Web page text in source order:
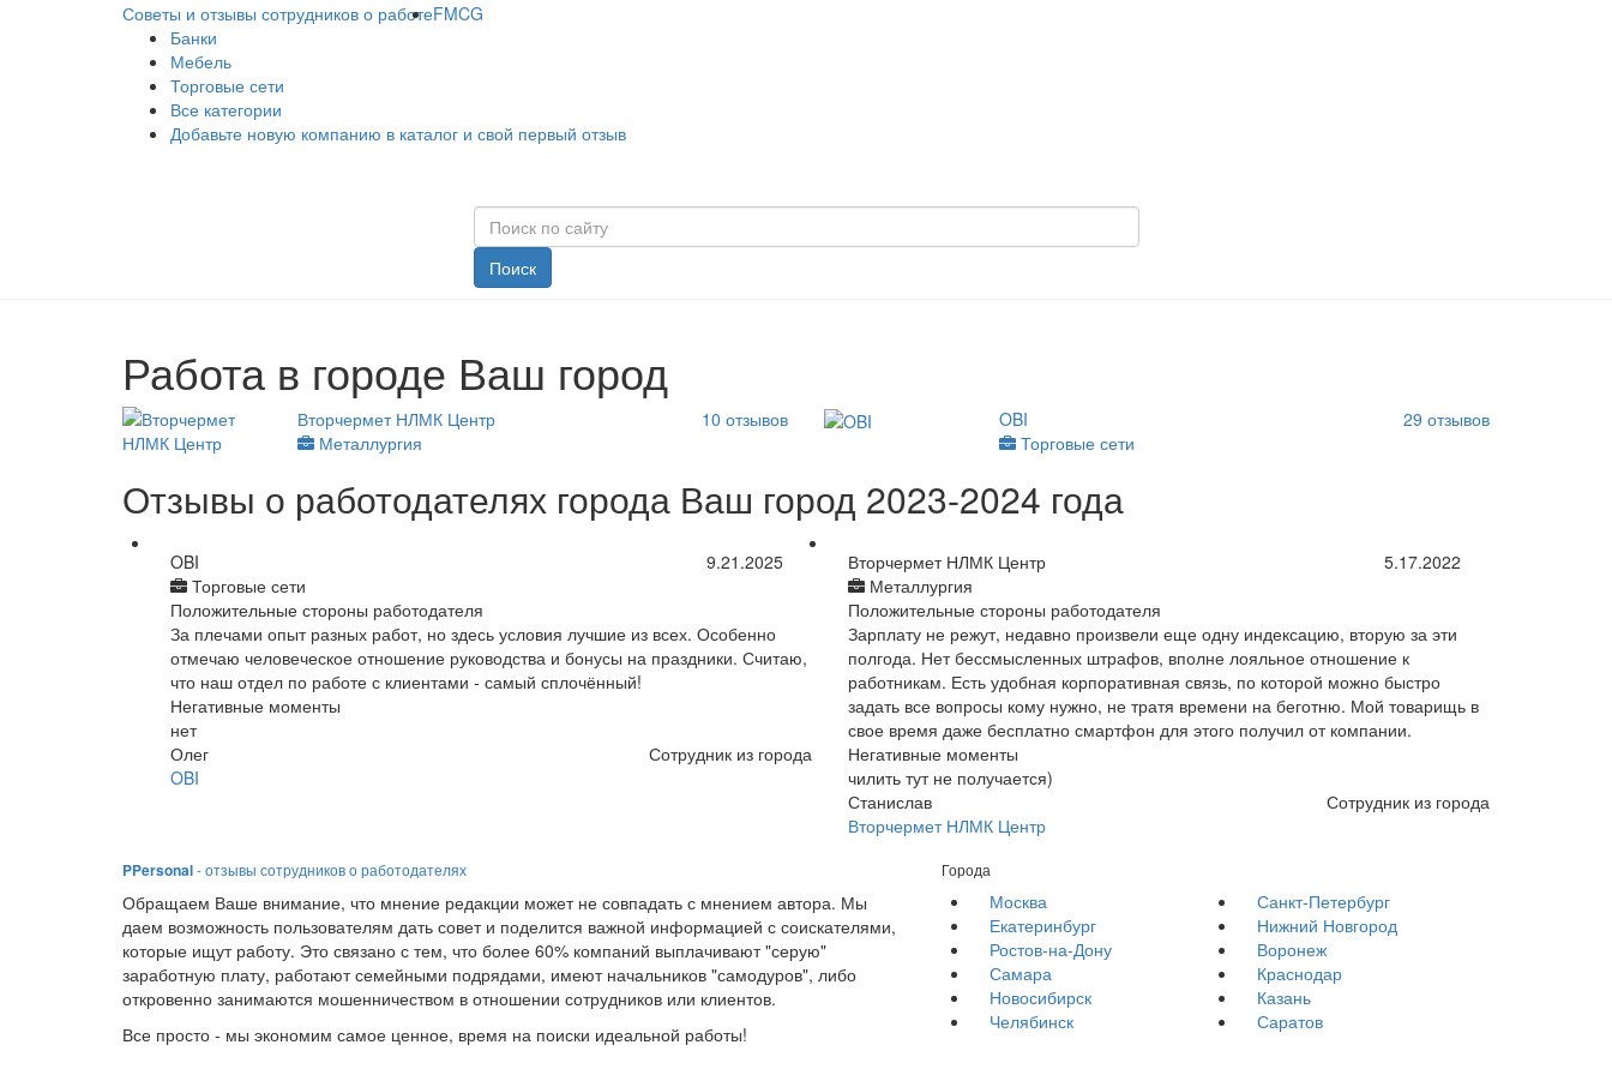
Советы и отзывы сотрудников о работеFMCG
Банки
Мебель
Торговые сети
Все категории
Добавьте новую компанию в каталог и свой первый отзыв
Поиск
Работа в городе Ваш город
Вторчермет НЛМК Центр
Металлургия
10 отзывов
OBI
Торговые сети
29 отзывов
Отзывы о работодателях города Ваш город 2023-2024 года
OBI
Торговые сети
9.21.2025
Положительные стороны работодателя
За плечами опыт разных работ, но здесь условия лучшие из всех. Особенно
отмечаю человеческое отношение руководства и бонусы на праздники. Считаю,
что наш отдел по работе с клиентами - самый сплочённый!
Негативные моменты
нет
Олег
Сотрудник из города
OBI
Вторчермет НЛМК Центр
Металлургия
5.17.2022
Положительные стороны работодателя
Зарплату не режут, недавно произвели еще одну индексацию, вторую за эти
полгода. Нет бессмысленных штрафов, вполне лояльное отношение к
работникам. Есть удобная корпоративная связь, по которой можно быстро
задать все вопросы кому нужно, не тратя времени на беготню. Мой товарищь в
свое время даже бесплатно смартфон для этого получил от компании.
Негативные моменты
чилить тут не получается)
Станислав
Сотрудник из города
Вторчермет НЛМК Центр
PPersonal- отзывы сотрудников о работодателях
Обращаем Ваше внимание, что мнение редакции может не совпадать с мнением автора. Мы
даем возможность пользователям дать совет и поделится важной информацией с соискателями,
которые ищут работу. Это связано с тем, что более 60% компаний выплачивают "серую"
заработную плату, работают семейными подрядами, имеют начальников "самодуров", либо
откровенно занимаются мошенничеством в отношении сотрудников или клиентов.
Все просто - мы экономим самое ценное, время на поиски идеальной работы!
Города
Москва
Санкт-Петербург
Екатеринбург
Нижний Новгород
Ростов-на-Дону
Воронеж
Самара
Краснодар
Новосибирск
Казань
Челябинск
Саратов